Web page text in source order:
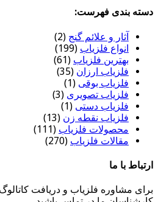
دسته بندی فهرست:
آثار و علائم گنج (2)
انواع فلزیاب (199)
بهترین فلزیاب (61)
فلزیاب ارزان (35)
فلزیاب بوقی (1)
فلزیاب تصویری (3)
فلزیاب دستی (1)
فلزیاب نقطه زن (13)
محصولات فلزیاب (111)
مقالات فلزیاب (270)
ارتباط با ما
برای مشاوره فلزیاب و دریافت کاتالوگ